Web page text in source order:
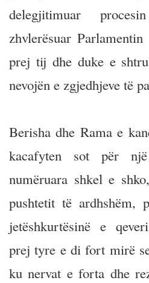
delegjitimuar
zhvlerësuar
prej tij dhe duke e
nevojën e zgjedhjeve të
Berisha dhe Rama e
kacafyten sot për
numëruara shkel e
pushtetit të ardhshëm,
jetëshkurtësinë e
prej tyre e di fort mirë
ku nervat e forta dhe